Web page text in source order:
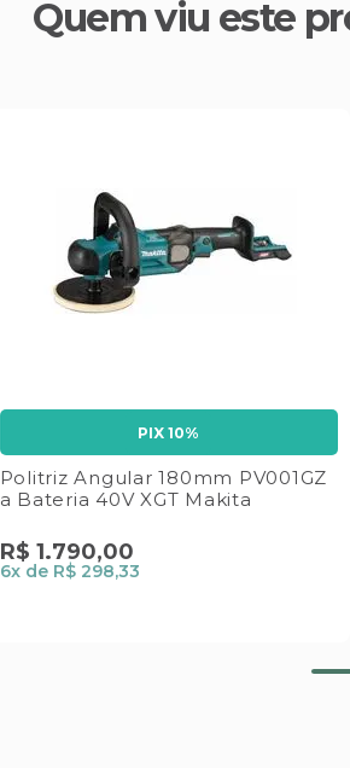
Quem viu este
PIX 10%
Politriz Angular 180mm PV001GZ
a Bateria 40V XGT Makita
R$ 1.790,00
6x de R$ 298,33